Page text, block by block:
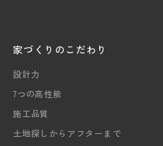
家づくりのこだわり
設計力
7つの高性能
施工品質
土地探しからアフターまで